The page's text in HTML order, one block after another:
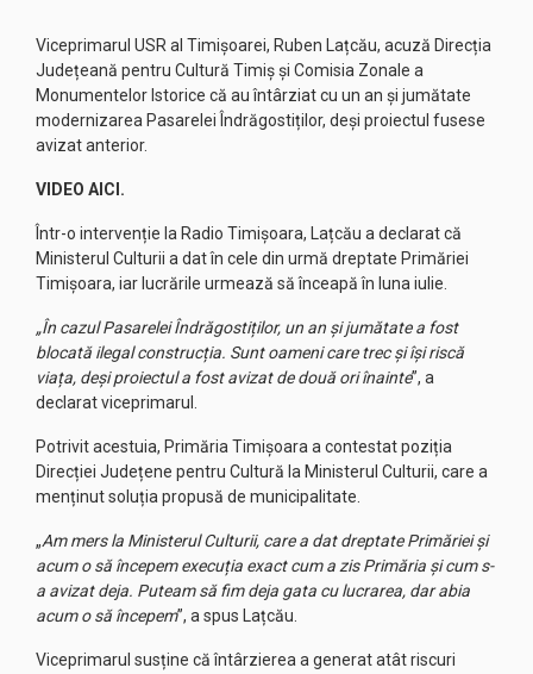
Viceprimarul USR al Timișoarei, Ruben Lațcău, acuză Direcția
Județeană pentru Cultură Timiș și Comisia Zonale a
Monumentelor Istorice că au întârziat cu un an și jumătate
modernizarea Pasarelei Îndrăgostiților, deși proiectul fusese
avizat anterior.
VIDEO AICI.
Într-o intervenție la Radio Timișoara, Lațcău a declarat că
Ministerul Culturii a dat în cele din urmă dreptate Primăriei
Timișoara, iar lucrările urmează să înceapă în luna iulie.
„În cazul Pasarelei Îndrăgostiților, un an și jumătate a fost
blocată ilegal construcția. Sunt oameni care trec și își riscă
viața, deși proiectul a fost avizat de două ori înainte”, a
declarat viceprimarul.
Potrivit acestuia, Primăria Timișoara a contestat poziția
Direcției Județene pentru Cultură la Ministerul Culturii, care a
menținut soluția propusă de municipalitate.
„Am mers la Ministerul Culturii, care a dat dreptate Primăriei și
acum o să începem execuția exact cum a zis Primăria și cum s-
a avizat deja. Puteam să fim deja gata cu lucrarea, dar abia
acum o să începem”, a spus Lațcău.
Viceprimarul susține că întârzierea a generat atât riscuri